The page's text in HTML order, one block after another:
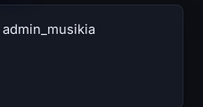
admin_musikia